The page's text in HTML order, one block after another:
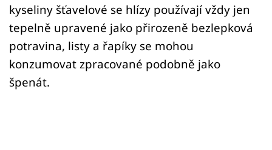
kyseliny šťavelové se hlízy používají vždy jen
tepelně upravené jako přirozeně bezlepková
potravina, listy a řapíky se mohou
konzumovat zpracované podobně jako
špenát.